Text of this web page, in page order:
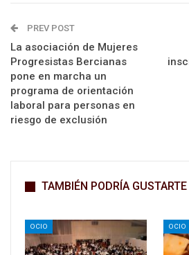
PREV POST
La asociación de Mujeres
Progresistas Bercianas
pone en marcha un
programa de orientación
laboral para personas en
riesgo de exclusión
TAMBIÉN PODRÍA GUSTARTE
OCIO OCIO